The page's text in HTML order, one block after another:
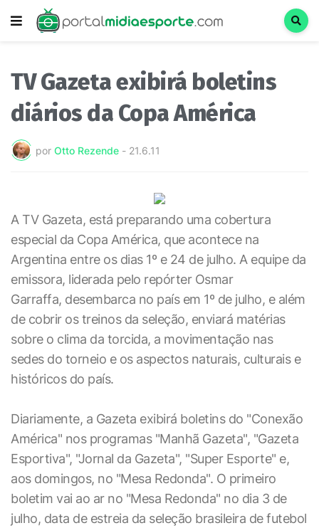
TV Gazeta exibirá boletins
diários da Copa América
por Otto Rezende - 21.6.11
A TV Gazeta, está preparando uma cobertura
especial da Copa América, que acontece na
Argentina entre os dias 1º e 24 de julho. A equipe da
emissora, liderada pelo repórter Osmar
Garraffa, desembarca no país em 1º de julho, e além
de cobrir os treinos da seleção, enviará matérias
sobre o clima da torcida, a movimentação nas
sedes do torneio e os aspectos naturais, culturais e
históricos do país.
Diariamente, a Gazeta exibirá boletins do "Conexão
América" nos programas "Manhã Gazeta", "Gazeta
Esportiva", "Jornal da Gazeta", "Super Esporte" e,
aos domingos, no "Mesa Redonda". O primeiro
boletim vai ao ar no "Mesa Redonda" no dia 3 de
julho, data de estreia da seleção brasileira de futebol